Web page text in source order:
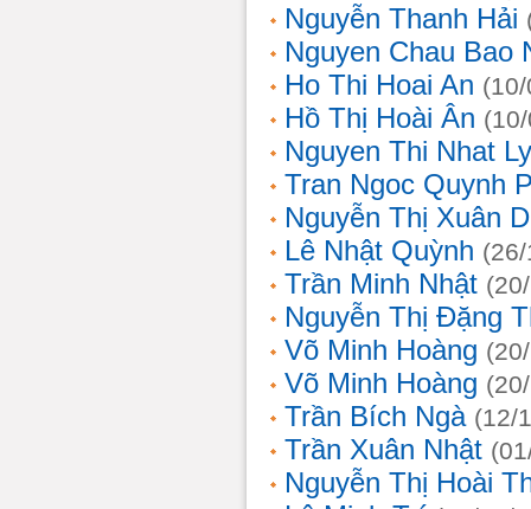
Nguyễn Thanh Hải
Nguyen Chau Bao
Ho Thi Hoai An
Hồ Thị Hoài Ân
Nguyen Thi Nhat Ly
Tran Ngoc Quynh
Nguyễn Thị Xuân
Lê Nhật Quỳnh
Trần Minh Nhật
Nguyễn Thị Đặng
Võ Minh Hoàng
Võ Minh Hoàng
Trần Bích Ngà (12/
Trần Xuân Nhật
Nguyễn Thị Hoài